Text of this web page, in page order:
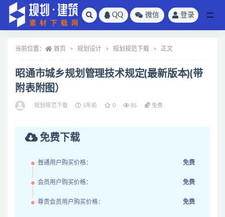
QQ 微信 登录
当前位置： 首页 规划设计 规划规范下载 正文
昭通市城乡规划管理技术规定(最新版本)(带
附表附图）
规划规范下载 5年前 0 85 免费
免费下载
普通用户购买价格： 免费
会员用户购买价格： 免费
尊贵会员用户购买价格： 免费
全部